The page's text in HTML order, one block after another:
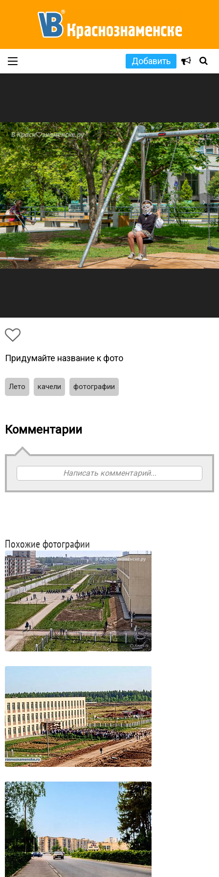
Добавить
Придумайте название к фото
Лето качели фотографии
Комментарии
Написать комментарий...
Похожие фотографии